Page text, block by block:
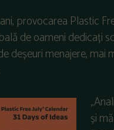
provocarea Plastic
de oameni dedicați
deșeuri menajere,
și